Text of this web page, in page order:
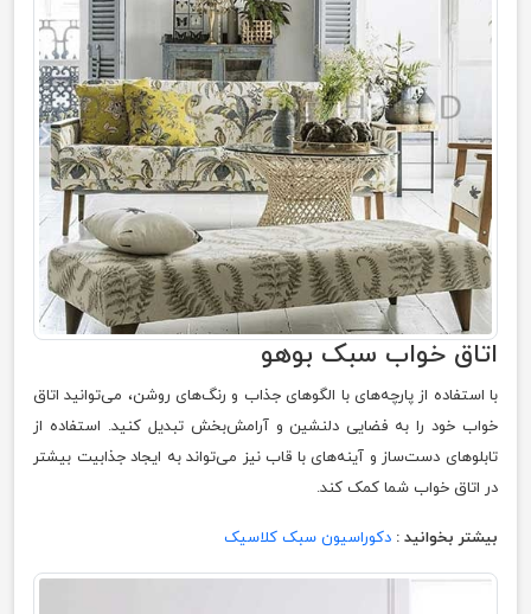
اتاق خواب سبک بوهو
با استفاده از پارچه‌های با الگوهای جذاب و رنگ‌های روشن، می‌توانید اتاق
خواب خود را به فضایی دلنشین و آرامش‌بخش تبدیل کنید. استفاده از
تابلوهای دست‌ساز و آینه‌های با قاب نیز می‌تواند به ایجاد جذابیت بیشتر
در اتاق خواب شما کمک کند.
بیشتر بخوانید : دکوراسیون سبک کلاسیک